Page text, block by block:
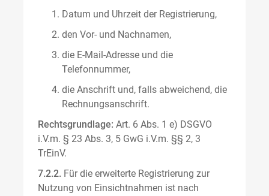
Datum und Uhrzeit der Registrierung,
den Vor- und Nachnamen,
die E-Mail-Adresse und die
Telefonnummer,
die Anschrift und, falls abweichend, die
Rechnungsanschrift.
Rechtsgrundlage: Art. 6 Abs. 1 e) DSGVO
i.V.m. § 23 Abs. 3, 5 GwG i.V.m. §§ 2, 3
TrEinV.
7.2.2. Für die erweiterte Registrierung zur
Nutzung von Einsichtnahmen ist nach